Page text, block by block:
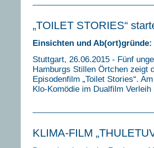
„TOILET STORIES“
Einsichten und Ab(ort)gründe:
Stuttgart, 26.06.2015 - Fünf
Hamburgs Stillen Örtchen zeigt
Episodenfilm „Toilet Stories“.
Klo-Komödie im Dualfilm
KLIMA-FILM